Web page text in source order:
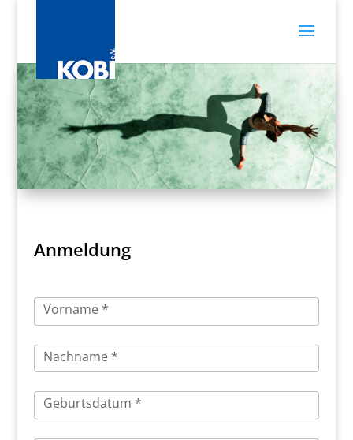
Anmeldung
Vorname *
Nachname *
Geburtsdatum *